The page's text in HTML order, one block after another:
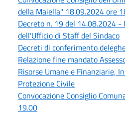
della Maiella" 18.09.2024 ore
Decreto n. 19 del 14.08.2024
dell'Ufficio di Staff del Sindaco
Decreti di conferimento
Relazione fine mandato
Risorse Umane e Finanziarie,
Protezione Civile
Convocazione Consiglio
19.00